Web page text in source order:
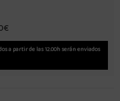
a partir de las 12.00h serán enviados